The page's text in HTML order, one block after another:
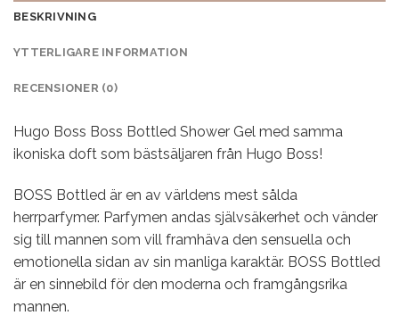
BESKRIVNING
YTTERLIGARE INFORMATION
RECENSIONER (0)
Hugo Boss Boss Bottled Shower Gel med samma
ikoniska doft som bästsäljaren från Hugo Boss!
BOSS Bottled är en av världens mest sålda
herrparfymer. Parfymen andas självsäkerhet och vänder
sig till mannen som vill framhäva den sensuella och
emotionella sidan av sin manliga karaktär. BOSS Bottled
är en sinnebild för den moderna och framgångsrika
mannen.